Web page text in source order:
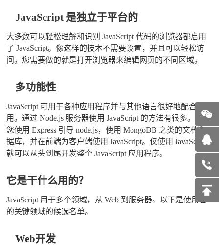
JavaScript 是独立于平台的
大多数可以轻松理解和识别 JavaScript 代码的浏览器都启用
了 JavaScript。像这样的技术不需要设置，并且可以轻松访
问。您需要做的就是打开浏览器来编辑网页的不同区域。
多功能性
JavaScript 可用于各种应用程序并与其他语言很好地配合使
用。通过 Node.js 服务器使用 JavaScript 的方法有很多。假设
您使用 Express 引导 node.js，使用 MongoDB 之类的文档数
据库，并在前端为客户端使用 JavaScript。仅使用 JavaScript
就可以从头到尾开发整个 JavaScript 应用程序。
它是干什么用的？
JavaScript 用于多个领域，从 Web 到服务器。以下是使用它
的关键领域的候选名单。
Web开发